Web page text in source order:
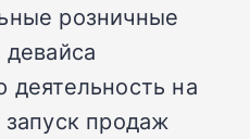
розничные
деятельность на
продаж